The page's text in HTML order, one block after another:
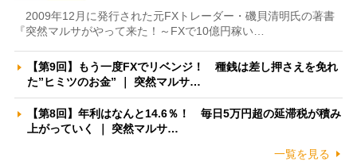
2009年12月に発行された元FXトレーダー・磯貝清明氏の著書
『突然マルサがやって来た！～FXで10億円稼い…
【第9回】もう一度FXでリベンジ！ 種銭は差し押さえを免れ
た”ヒミツのお金” ｜ 突然マルサ…
【第8回】年利はなんと14.6％！ 毎日5万円超の延滞税が積み
上がっていく ｜ 突然マルサ…
一覧を見る